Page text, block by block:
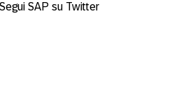
SAP su Twitter